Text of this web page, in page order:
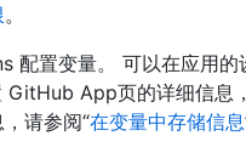
。
置变量。 可以在应用的
GitHub App页的详细信息
请参阅“在变量中存储信息